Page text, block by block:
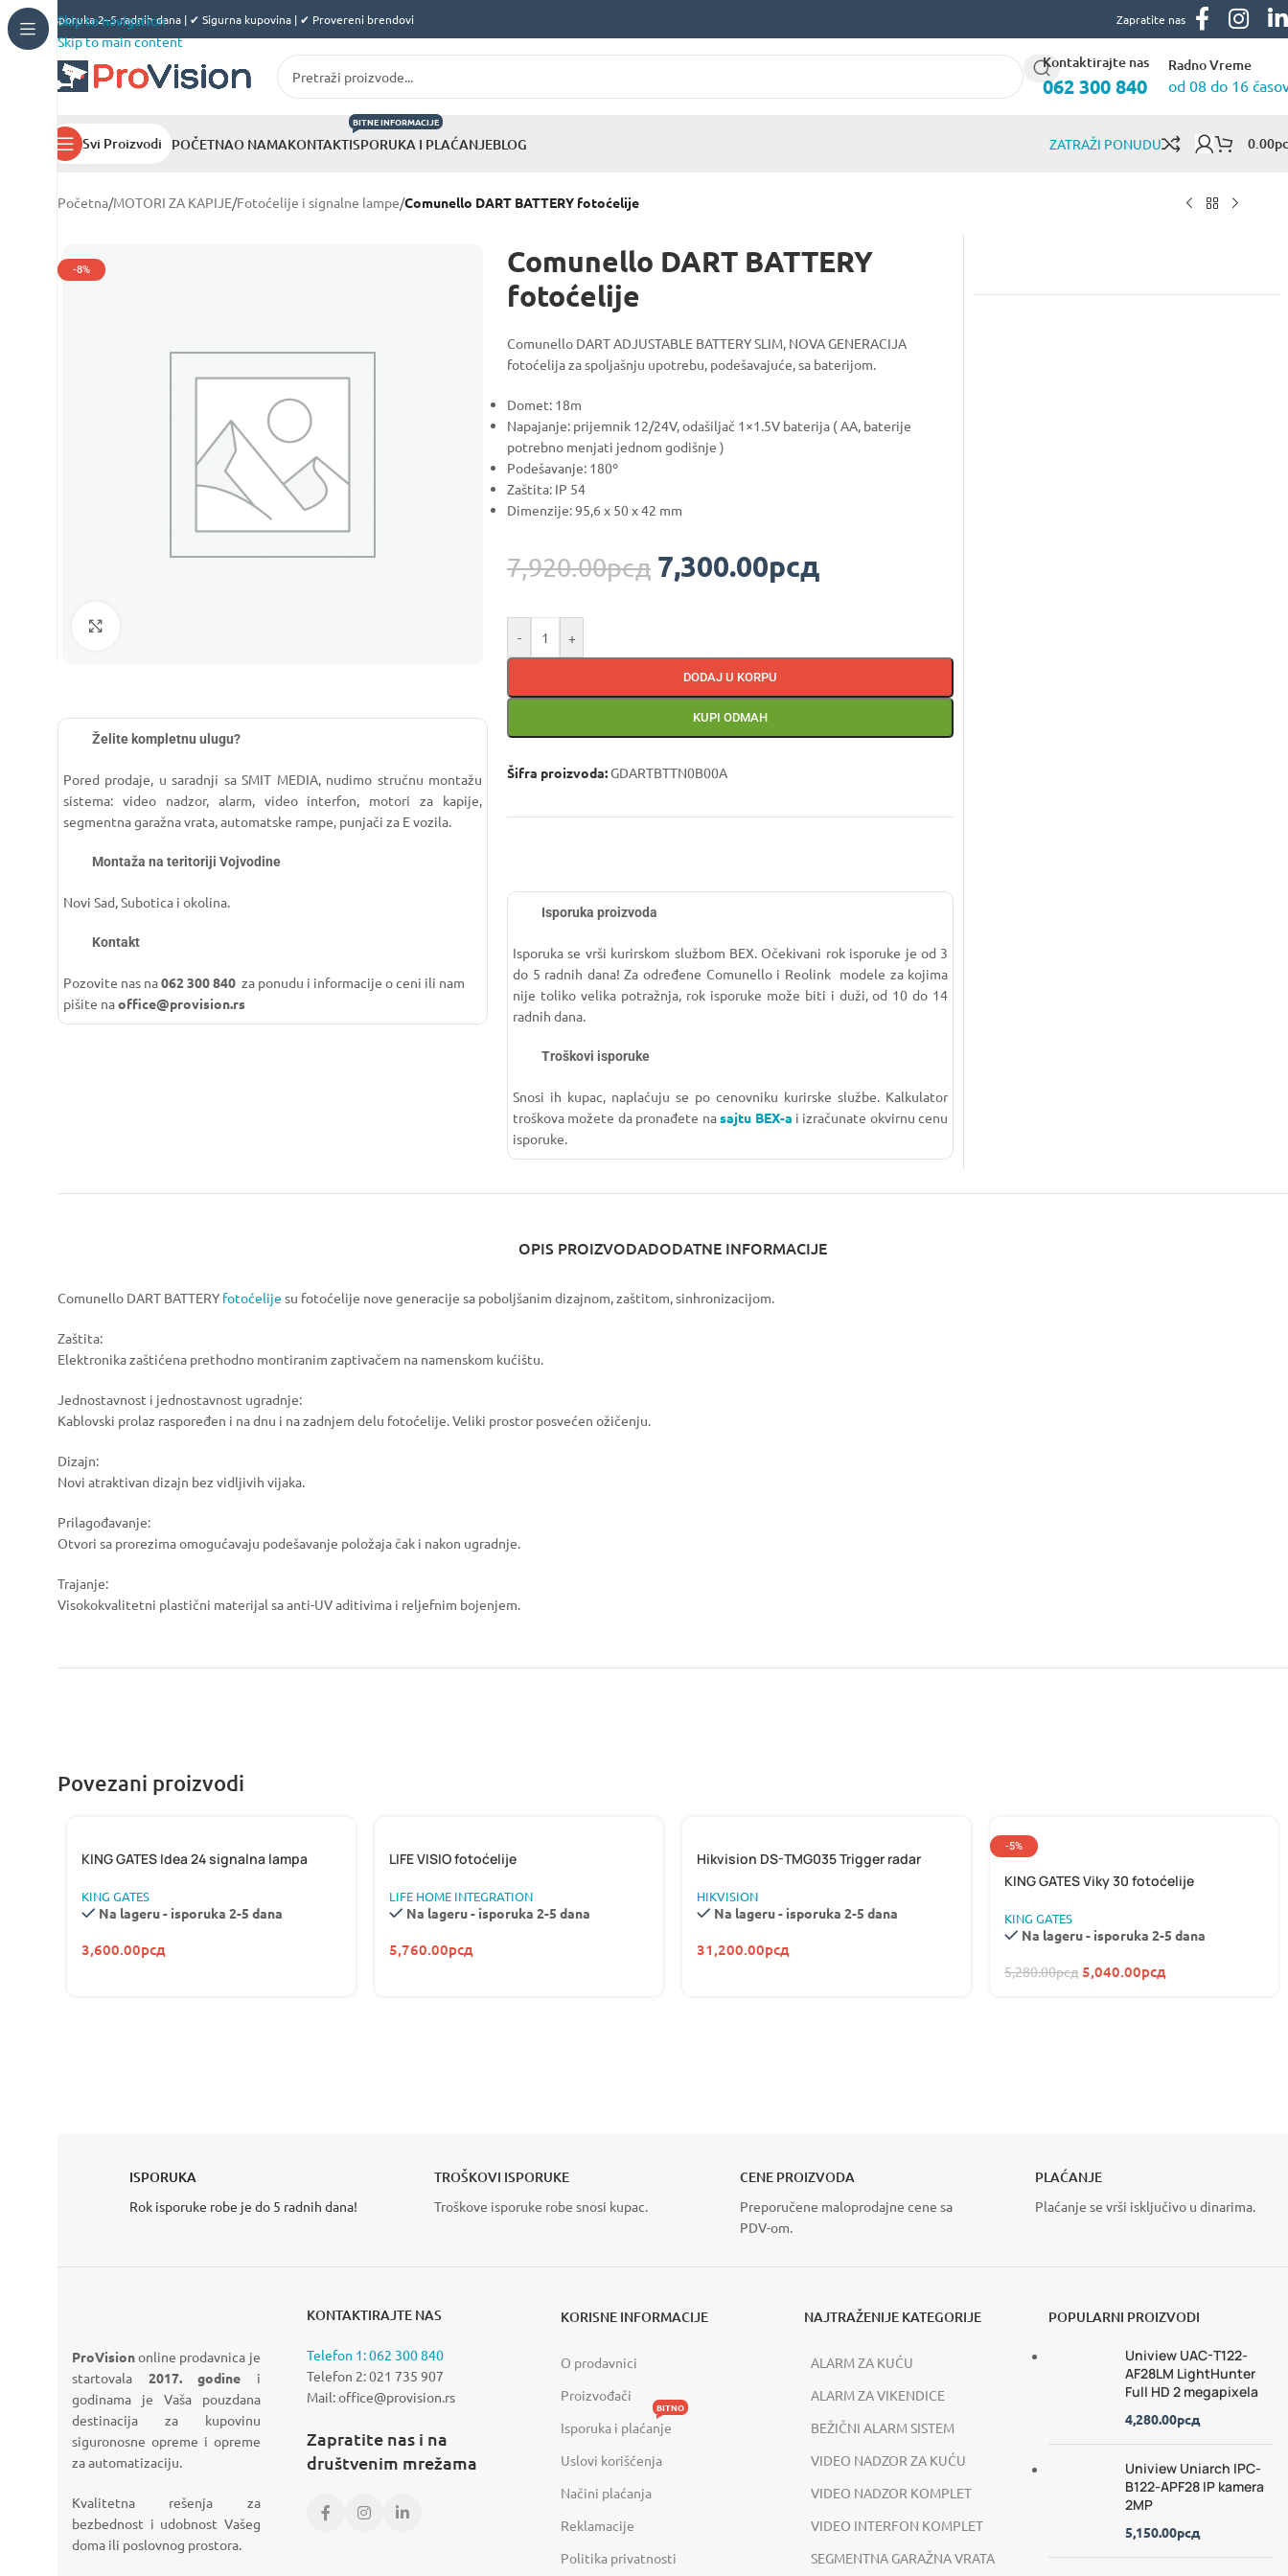
Skip to navigation
Skip to main content
✔ Isporuka 2–5 radnih dana | ✔ Sigurna kupovina | ✔ Provereni brendovi Zapratite nas
Kontaktirajte nas
062 300 840
Radno Vreme
od 08 do 16
Svi Proizvodi POČETNAO NAMAKONTAKTISPORUKA I PLAĆANJE
BITNE INFORMACIJE
BLOG ZATRAŽI PONUDU 0.00
Početna/MOTORI ZA KAPIJE/Fotoćelije i signalne lampe/Comunello DART BATTERY fotoćelije
-8%
Želite kompletnu ulugu?
Pored prodaje, u saradnji sa SMIT MEDIA, nudimo stručnu montažu
sistema: video nadzor, alarm, video interfon, motori za kapije,
segmentna garažna vrata, automatske rampe, punjači za E vozila.
Montaža na teritoriji Vojvodine
Novi Sad, Subotica i okolina.
Kontakt
Pozovite nas na062 300 840 za ponudu i informacije o ceni ili nam
pišite naoffice@provision.rs
Comunello DART BATTERY
fotoćelije
Comunello DART ADJUSTABLE BATTERY SLIM, NOVA GENERACIJA
fotoćelija za spoljašnju upotrebu, podešavajuće, sa baterijom.
Domet: 18m
Napajanje: prijemnik 12/24V, odašiljač 1×1.5V baterija ( AA, baterije
potrebno menjati jednom godišnje )
Podešavanje: 180º
Zaštita: IP 54
Dimenzije: 95,6 x 50 x 42 mm
7,920.00рсд 7,300.00рсд
- +
DODAJ U KORPU
KUPI ODMAH
Šifra proizvoda:GDARTBTTN0B00A
Isporuka proizvoda
Isporuka se vrši kurirskom službom BEX. Očekivani rok isporuke je od 3
do 5 radnih dana! Za određene Comunello i Reolink modele za kojima
nije toliko velika potražnja, rok isporuke može biti i duži, od 10 do 14
radnih dana.
Troškovi isporuke
Snosi ih kupac, naplaćuju se po cenovniku kurirske službe. Kalkulator
troškova možete da pronađete nasajtu BEX-a i izračunate okvirnu cenu
isporuke.
OPIS PROIZVODADODATNE INFORMACIJE
Comunello DART BATTERY fotoćelije su fotoćelije nove generacije sa poboljšanim dizajnom, zaštitom, sinhronizacijom.
Zaštita:
Elektronika zaštićena prethodno montiranim zaptivačem na namenskom kućištu.
Jednostavnost i jednostavnost ugradnje:
Kablovski prolaz raspoređen i na dnu i na zadnjem delu fotoćelije. Veliki prostor posvećen ožičenju.
Dizajn:
Novi atraktivan dizajn bez vidljivih vijaka.
Prilagođavanje:
Otvori sa prorezima omogućavaju podešavanje položaja čak i nakon ugradnje.
Trajanje:
Visokokvalitetni plastični materijal sa anti-UV aditivima i reljefnim bojenjem.
Povezani proizvodi
KING GATES Idea 24 signalna lampa
KING GATES
Na lageru - isporuka 2-5 dana
3,600.00рсд
LIFE VISIO fotoćelije
LIFE HOME INTEGRATION
Na lageru - isporuka 2-5 dana
5,760.00рсд
Hikvision DS-TMG035 Trigger radar
HIKVISION
Na lageru - isporuka 2-5 dana
31,200.00рсд
-5%
KING GATES Viky 30 fotoćelije
KING GATES
Na lageru - isporuka 2-5 dana
5,280.00рсд 5,040.00рсд
KAMERE
pogledajte više
VRATA
KAPIJE
KAPIJE
ISPORUKA
Rok isporuke robe je do 5 radnih dana!
TROŠKOVI ISPORUKE
Troškove isporuke robe snosi kupac.
CENE PROIZVODA
Preporučene maloprodajne cene sa
PDV-om.
PLAĆANJE
Plaćanje se vrši isključivo u dinarima.
ProVisiononline prodavnica je
startovala 2017. godine i
godinama je Vaša pouzdana
destinacija za kupovinu
siguronosne opreme i opreme
za automatizaciju.
Kvalitetna rešenja za
bezbednost i udobnost Vašeg
doma ili poslovnog prostora.
KONTAKTIRAJTE NAS
Telefon 1: 062 300 840
Telefon 2: 021 735 907
Mail: office@provision.rs
Zapratite nas i na
društvenim mrežama
KORISNE INFORMACIJE
O prodavnici
Proizvođači
Isporuka i plaćanje
BITNO
Uslovi korišćenja
Načini plaćanja
Reklamacije
Politika privatnosti
NAJTRAŽENIJE KATEGORIJE
ALARM ZA KUĆU
ALARM ZA VIKENDICE
BEŽIČNI ALARM SISTEM
VIDEO NADZOR ZA KUĆU
VIDEO NADZOR KOMPLET
VIDEO INTERFON KOMPLET
SEGMENTNA GARAŽNA VRATA
POPULARNI PROIZVODI
Uniview UAC-T122-
AF28LM LightHunter
Full HD 2 megapixela
4,280.00рсд
Uniview Uniarch IPC-
B122-APF28 IP kamera
2MP
5,150.00рсд